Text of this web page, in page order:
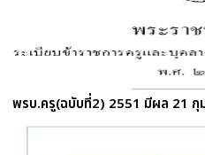
พรบ.ครู(ฉบับที่2) 2551 มีผล 21 กุ